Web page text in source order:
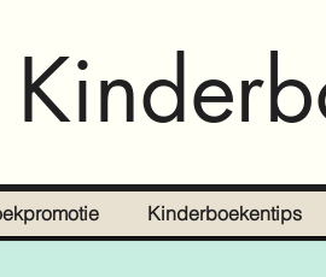
Kinderboekentips